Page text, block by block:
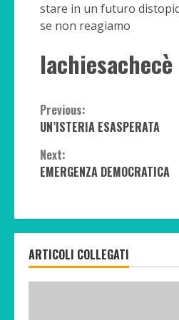
stare in un futuro
se non reagiamo
lachiesachecè
Continue
Reading
Previous:
UN’ISTERIA ESASPERATA
Next:
EMERGENZA DEMOCRATICA
ARTICOLI COLLEGATI